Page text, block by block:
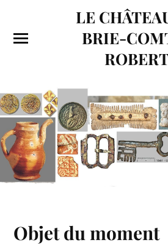
LE
BRIE-
Objet du moment